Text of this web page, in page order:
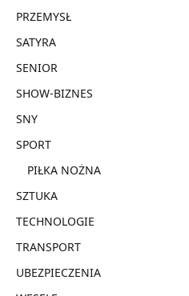
PRZEMYSŁ
SATYRA
SENIOR
SHOW-BIZNES
SNY
SPORT
PIŁKA NOŻNA
SZTUKA
TECHNOLOGIE
TRANSPORT
UBEZPIECZENIA